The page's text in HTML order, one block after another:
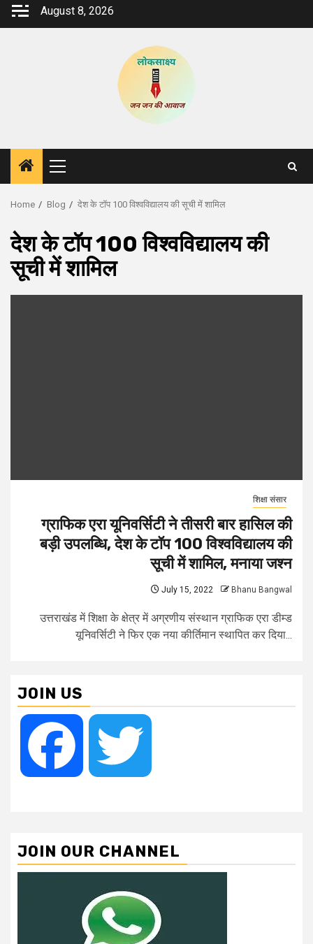
Skip
August 8, 2026
Primary
Menu
Home Blog देश के टॉप 100 विश्वविद्यालय की सूची में शामिल
देश के टॉप 100 विश्वविद्यालय की
सूची में शामिल
शिक्षा संसार
ग्राफिक एरा यूनिवर्सिटी ने तीसरी बार हासिल की
बड़ी उपलब्धि, देश के टॉप 100 विश्वविद्यालय की
सूची में शामिल, मनाया जश्न
July 15, 2022 Bhanu Bangwal
उत्तराखंड में शिक्षा के क्षेत्र में अग्रणीय संस्थान ग्राफिक एरा डीम्ड
यूनिवर्सिटी ने फिर एक नया कीर्तिमान स्थापित कर दिया...
JOIN US
Facebook
JOIN OUR CHANNEL